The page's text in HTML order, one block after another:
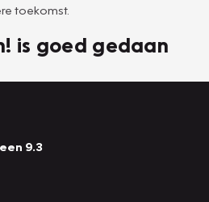
toekomst.
is goed gedaan
9.3